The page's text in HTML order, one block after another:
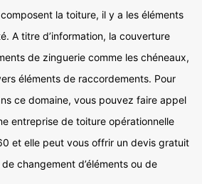
la toiture, il y a les éléments
A titre d’information, la couverture
de zinguerie comme les chéneaux,
éléments de raccordements. Pour
ce domaine, vous pouvez faire appel
entreprise de toiture opérationnelle
et elle peut vous offrir un devis gratuit
changement d’éléments ou de